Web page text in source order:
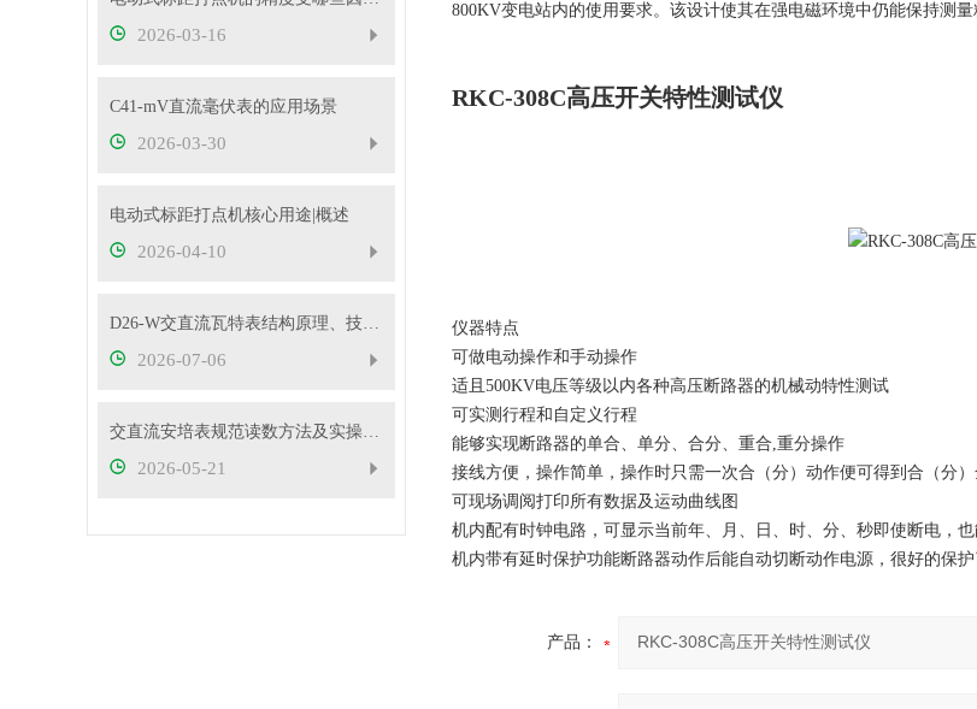
2026-03-16
C41-mV直流毫伏表的应用场景
2026-03-30
电动式标距打点机核心用途|概述
2026-04-10
D26-W交直流瓦特表结构原理、技术特性及工程应用解析
2026-07-06
交直流安培表规范读数方法及实操要点
2026-05-21
800KV变电站内的使用要求。该设计使其在强电磁环境中仍能保持测
RKC-308C高压开关特性测试仪
仪器特点
可做电动操作和手动操作
适且500KV电压等级以内各种高压断路器的机械动特性测试
可实测行程和自定义行程
能够实现断路器的单合、单分、合分、重合,重分操作
接线方便，操作简单，操作时只需一次合（分）动作便可得到合（分
可现场调阅打印所有数据及运动曲线图
机内配有时钟电路，可显示当前年、月、日、时、分、秒即使断电，
机内带有延时保护功能断路器动作后能自动切断动作电源，很好的保
产品：